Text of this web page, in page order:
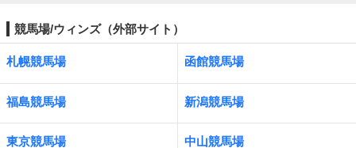
競馬場/ウィンズ（外部サイト）
札幌競馬場 函館競馬場
福島競馬場 新潟競馬場
東京競馬場 中山競馬場